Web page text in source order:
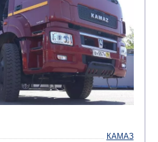
Узнать цену
6522